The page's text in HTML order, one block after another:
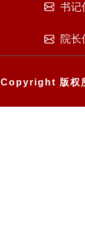
书记
院长
Copyright 版权